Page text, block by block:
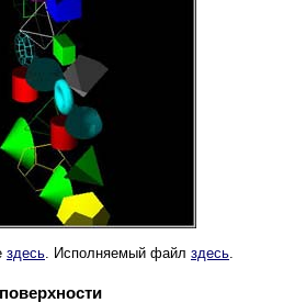
здесь . Исполняемый файл здесь